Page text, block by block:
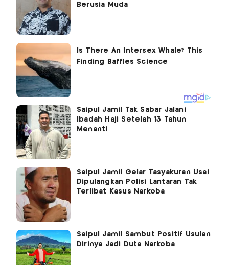
Berusia Muda
Saipul Jamil Tak Sabar Jalani
Ibadah Haji Setelah 13 Tahun
Menanti
Saipul Jamil Gelar Tasyakuran Usai
Dipulangkan Polisi Lantaran Tak
Terlibat Kasus Narkoba
Saipul Jamil Sambut Positif Usulan
Dirinya Jadi Duta Narkoba